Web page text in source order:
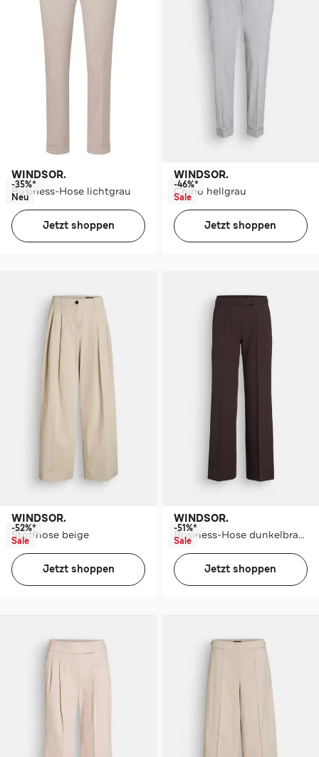
WINDSOR.
Business-Hose lichtgrau
-35%*
Neu
Jetzt shoppen
WINDSOR.
Chino hellgrau
-46%*
Sale
Jetzt shoppen
WINDSOR.
Stoffhose beige
-52%*
Sale
Jetzt shoppen
WINDSOR.
Business-Hose dunkelbraun
-51%*
Sale
Jetzt shoppen